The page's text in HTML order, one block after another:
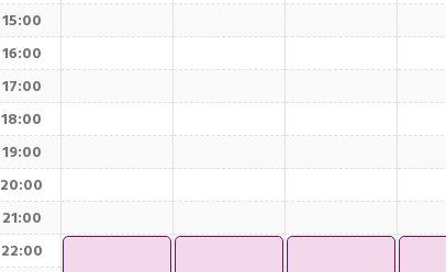
15:00
16:00
17:00
18:00
19:00
20:00
21:00
22:00